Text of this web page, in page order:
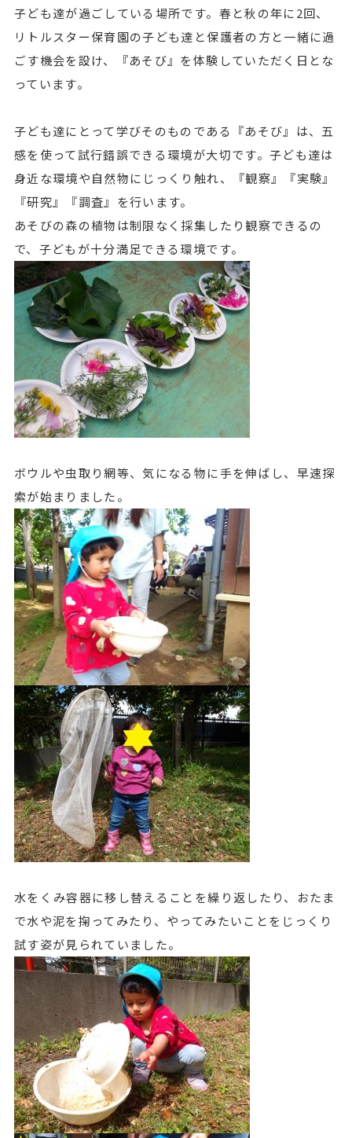
子ども達が過ごしている場所です。春と秋の年に2回、
リトルスター保育園の子ども達と保護者の方と一緒に過
ごす機会を設け、『あそび』を体験していただく日とな
っています。
子ども達にとって学びそのものである『あそび』は、五
感を使って試行錯誤できる環境が大切です。子ども達は
身近な環境や自然物にじっくり触れ、『観察』『実験』
『研究』『調査』を行います。
あそびの森の植物は制限なく採集したり観察できるの
で、子どもが十分満足できる環境です。
ボウルや虫取り網等、気になる物に手を伸ばし、早速探
索が始まりました。
水をくみ容器に移し替えることを繰り返したり、おたま
で水や泥を掬ってみたり、やってみたいことをじっくり
試す姿が見られていました。